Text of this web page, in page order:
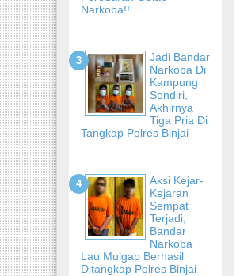
Narkoba!!
Jadi Bandar
Narkoba Di
Kampung
Sendiri,
Akhirnya
Tiga Pria Di
Tangkap Polres Binjai
Aksi Kejar-
Kejaran
Sempat
Terjadi,
Bandar
Narkoba
Lau Mulgap Berhasil
Ditangkap Polres Binjai